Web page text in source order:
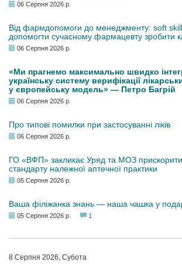
06 Серпня 2026 р.
Від фармдопомоги до менеджменту: soft
допомогти сучасному фармацевту зробити
06 Серпня 2026 р.
«Ми прагнемо максимально швидко
українську систему верифікації
у європейську модель» — Петро Багрій
06 Серпня 2026 р.
Про типові помилки при застосуванні ліків
06 Серпня 2026 р.
ГО «ВФП» закликає Уряд та МОЗ
стандарту належної аптечної практики
05 Серпня 2026 р.
Ваша філіжанка знань — наша чашка у
05 Серпня 2026 р. 1
8 Серпня 2026, Субота